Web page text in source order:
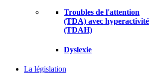
Troubles de l'attention
(TDA) avec hyperactivité
(TDAH)
Dyslexie
La législation